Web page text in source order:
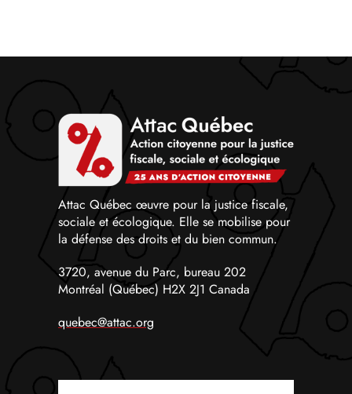
Attac Québec œuvre pour la justice fiscale,
sociale et écologique. Elle se mobilise pour
la défense des droits et du bien commun.
3720, avenue du Parc, bureau 202
Montréal (Québec) H2X 2J1 Canada
quebec@attac.org